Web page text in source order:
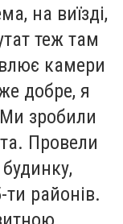
на виїзді,
теж там
камери
добре, я
зробили
Провели
районів.